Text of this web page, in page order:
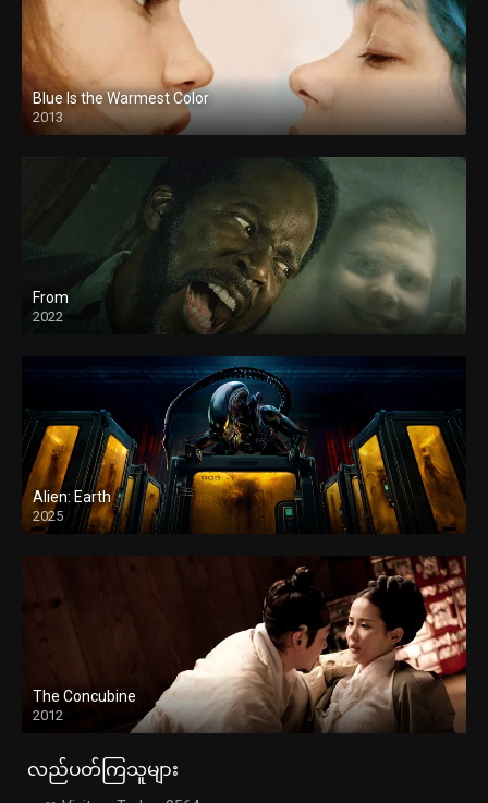
Blue Is the Warmest Color
2013
From
2022
Alien: Earth
2025
The Concubine
2012
လည်ပတ်ကြသူများ